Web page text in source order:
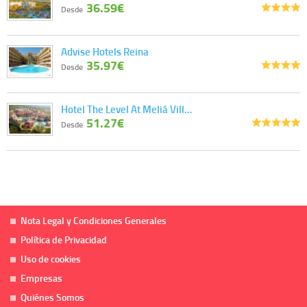
Desde 36.59€
Advise Hotels Reina
Desde 35.97€
Hotel The Level At Meliá Vill…
Desde 51.27€
Nota Legal y Condiciones Generales
Política de Privacidad
Uso de cookies
Empresas
Quiénes Somos